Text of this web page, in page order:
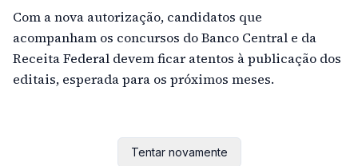
Com a nova autorização, candidatos que
acompanham os concursos do Banco Central e da
Receita Federal devem ficar atentos à publicação dos
editais, esperada para os próximos meses.
Tentar novamente